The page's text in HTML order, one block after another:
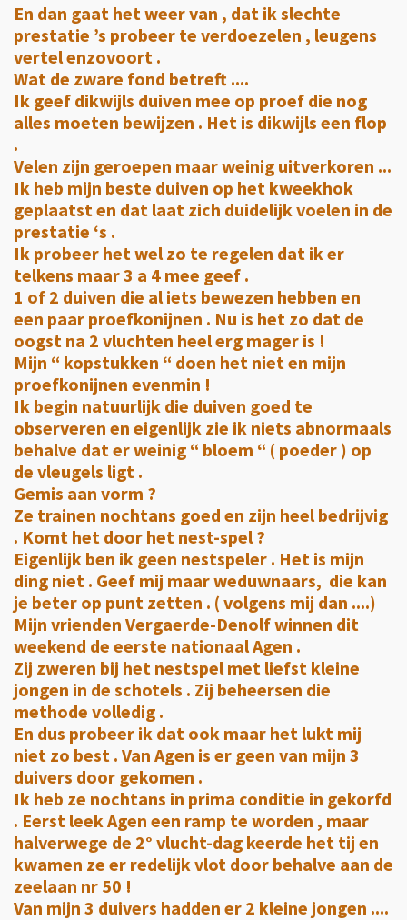
En dan gaat het weer van , dat ik slechte
prestatie ’s probeer te verdoezelen , leugens
vertel enzovoort .
Wat de zware fond betreft ....
Ik geef dikwijls duiven mee op proef die nog
alles moeten bewijzen . Het is dikwijls een flop
.
Velen zijn geroepen maar weinig uitverkoren ...
Ik heb mijn beste duiven op het kweekhok
geplaatst en dat laat zich duidelijk voelen in de
prestatie ‘s .
Ik probeer het wel zo te regelen dat ik er
telkens maar 3 a 4 mee geef .
1 of 2 duiven die al iets bewezen hebben en
een paar proefkonijnen . Nu is het zo dat de
oogst na 2 vluchten heel erg mager is !
Mijn “ kopstukken “ doen het niet en mijn
proefkonijnen evenmin !
Ik begin natuurlijk die duiven goed te
observeren en eigenlijk zie ik niets abnormaals
behalve dat er weinig “ bloem “ ( poeder ) op
de vleugels ligt .
Gemis aan vorm ?
Ze trainen nochtans goed en zijn heel bedrijvig
. Komt het door het nest-spel ?
Eigenlijk ben ik geen nestspeler . Het is mijn
ding niet . Geef mij maar weduwnaars, die kan
je beter op punt zetten . ( volgens mij dan ....)
Mijn vrienden Vergaerde-Denolf winnen dit
weekend de eerste nationaal Agen .
Zij zweren bij het nestspel met liefst kleine
jongen in de schotels . Zij beheersen die
methode volledig .
En dus probeer ik dat ook maar het lukt mij
niet zo best . Van Agen is er geen van mijn 3
duivers door gekomen .
Ik heb ze nochtans in prima conditie in gekorfd
. Eerst leek Agen een ramp te worden , maar
halverwege de 2° vlucht-dag keerde het tij en
kwamen ze er redelijk vlot door behalve aan de
zeelaan nr 50 !
Van mijn 3 duivers hadden er 2 kleine jongen ....